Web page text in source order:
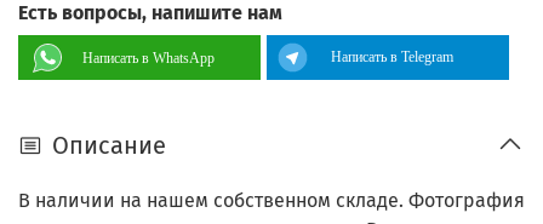
Есть вопросы, напишите нам
Написать в WhatsApp Написать в Telegram
Описание
В наличии на нашем собственном складе. Фотография